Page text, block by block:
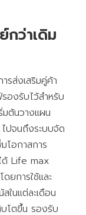
กว่าเดิม
รส่งเสริมคู่ค้า
องรับไว้สำหรับ
ต้นวางแผน
ปจนถึงระบบจัด
อกาสการ
ด้ Life max
ยการใช้และ
ในแต่ละเดือน
โตขึ้น รองรับ